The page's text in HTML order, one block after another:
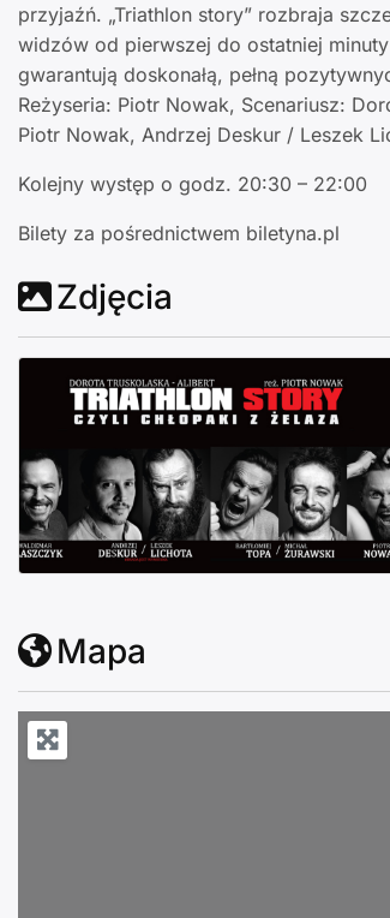
przyjaźń. „Triathlon story” rozbraja
widzów od pierwszej do ostatniej
gwarantują doskonałą, pełną
Reżyseria: Piotr Nowak, Scenariusz:
Piotr Nowak, Andrzej Deskur / Leszek
Kolejny występ o godz. 20:30 – 22:00
Bilety za pośrednictwem biletyna.pl
Zdjęcia
Chojnice: Triathlon Story czyli Chłopaki
Mapa